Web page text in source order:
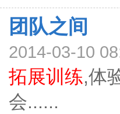
团队之间
2014-03-10
拓展训练,体
会......